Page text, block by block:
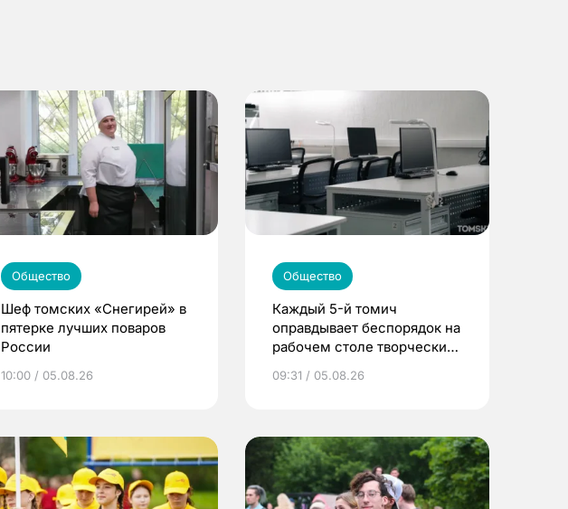
Общество
Шеф томских «Снегирей» в
пятерке лучших поваров
России
10:00 / 05.08.26
Общество
Каждый 5-й томич
оправдывает беспорядок на
рабочем столе творческим
09:31 / 05.08.26